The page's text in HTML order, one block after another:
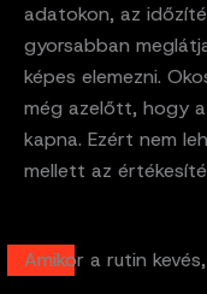
adatokon, az
gyorsabban
képes elemezni.
még azelőtt, hogy
kapna. Ezért nem
mellett az
Amikor a rutin